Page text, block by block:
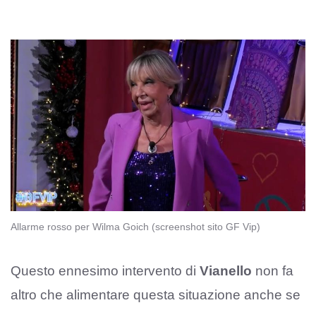
Allarme rosso per Wilma Goich (screenshot sito GF Vip)
Questo ennesimo intervento di Vianello non fa
altro che alimentare questa situazione anche se